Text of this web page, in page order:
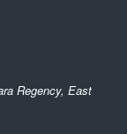
Regency, East